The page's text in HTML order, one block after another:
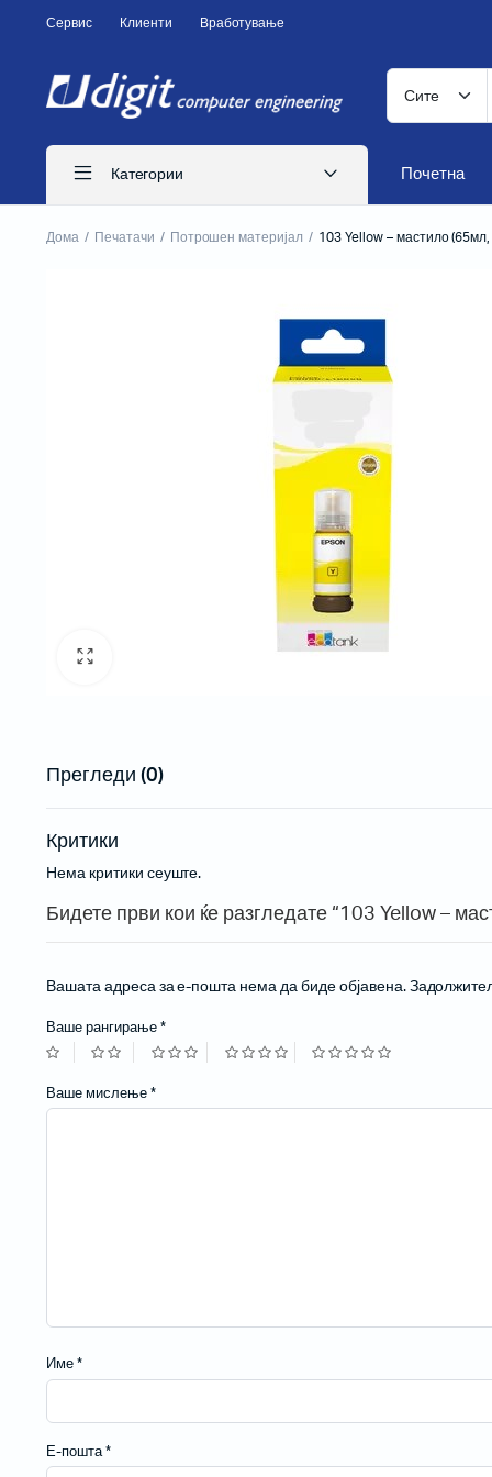
Сервис Клиенти Вработување
Категории Почетна
Рибони
Бар-код читачи за на маса
Безжични бар-код читачи
Дома Печатачи Потрошен материјал 103 Yellow – мастило
Прегледи (0)
Критики
Нема критики сеуште.
Бидете први кои ќе разгледате “103 Yellow –
Вашата адреса за е-пошта нема да биде објавена.
Ваше рангирање *
Ваше мислење *
Име *
Е-пошта *